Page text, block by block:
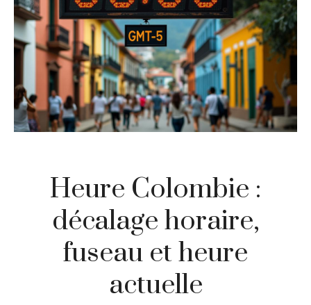
Heure Colombie :
décalage horaire,
fuseau et heure
actuelle